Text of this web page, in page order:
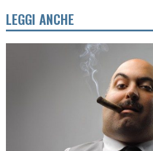
LEGGI ANCHE